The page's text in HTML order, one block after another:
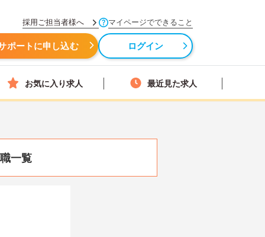
採用ご担当者様へ マイページでできること
ポートに申し込む ログイン
お気に入り求人 最近見た求人
一覧